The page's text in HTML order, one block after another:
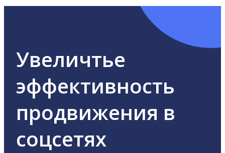
Увеличтье
эффективность
продвижения в
соцсетях